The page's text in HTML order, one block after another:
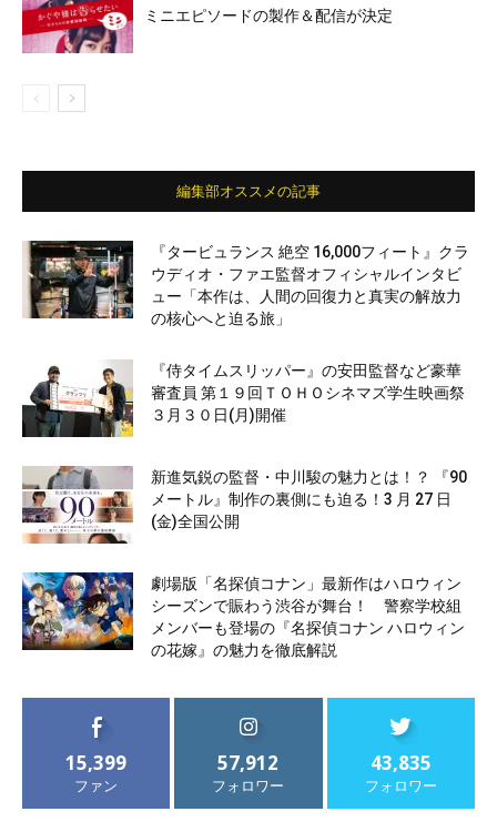
ミニエピソードの製作＆配信が決定
編集部オススメの記事
『タービュランス 絶空 16,000フィート』クラ
ウディオ・ファエ監督オフィシャルインタビ
ュー「本作は、人間の回復力と真実の解放力
の核心へと迫る旅」
『侍タイムスリッパー』の安田監督など豪華
審査員 第１９回ＴＯＨＯシネマズ学生映画祭
３月３０日(月)開催
新進気鋭の監督・中川駿の魅力とは！？ 『90
メートル』制作の裏側にも迫る！3 月 27 日
(金)全国公開
劇場版「名探偵コナン」最新作はハロウィン
シーズンで賑わう渋谷が舞台！ 警察学校組
メンバーも登場の『名探偵コナン ハロウィン
の花嫁』の魅力を徹底解説
15,399
ファン
57,912
フォロワー
43,835
フォロワー